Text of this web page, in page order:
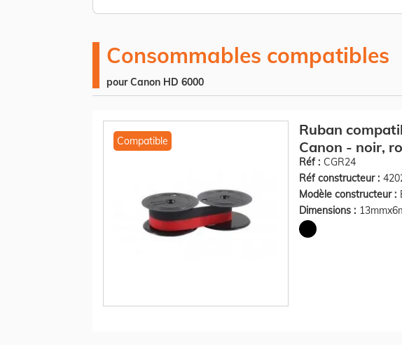
Consommables compatibles
pour Canon HD 6000
Compatible
Ruban
Canon - noir,
Réf : CGR24
Réf constructeur :
Modèle constructeur :
Dimensions :